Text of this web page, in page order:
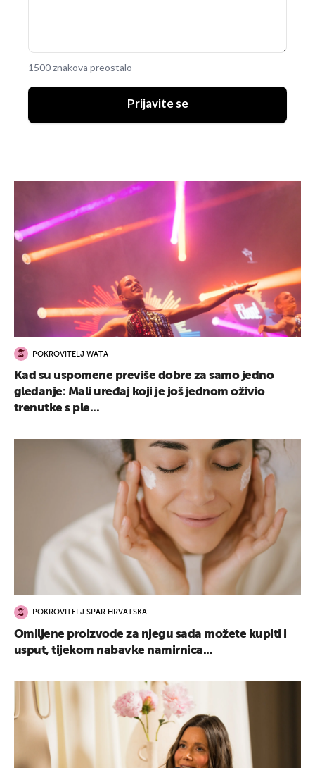
1500 znakova preostalo
Prijavite se
POKROVITELJ WATA
Kad su uspomene previše dobre za samo jedno
gledanje: Mali uređaj koji je još jednom oživio
trenutke s ple...
POKROVITELJ SPAR HRVATSKA
Omiljene proizvode za njegu sada možete kupiti i
usput, tijekom nabavke namirnica...